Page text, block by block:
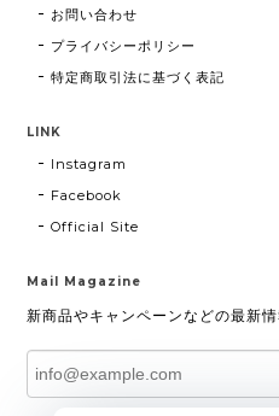
お問い合わせ
プライバシーポリシー
特定商取引法に基づく表記
LINK
Instagram
Facebook
Official Site
Mail Magazine
新商品やキャンペーンなどの最新情